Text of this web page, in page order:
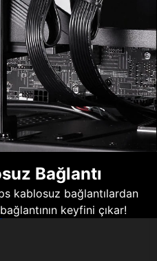
Bağlantı
kablosuz bağlantılardan
keyfini çıkar!